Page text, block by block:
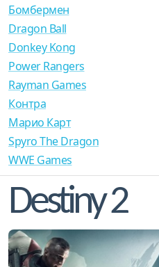
Бомбермен
Dragon Ball
Donkey Kong
Power Rangers
Rayman Games
Контра
Марио Карт
Spyro The Dragon
WWE Games
Destiny 2